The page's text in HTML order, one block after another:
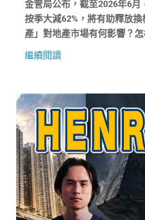
金管局公布，截至2026年6月
按季大減62%，將有助釋放
產」對地產市場有何影響？
繼續閱讀